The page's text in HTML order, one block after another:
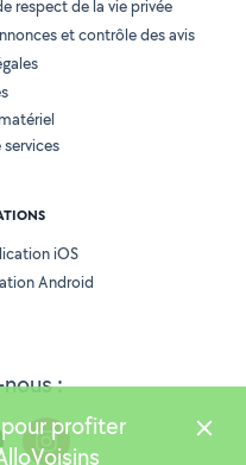
:
respect de la vie privée
et contrôle des avis
iOS
Android
profiter